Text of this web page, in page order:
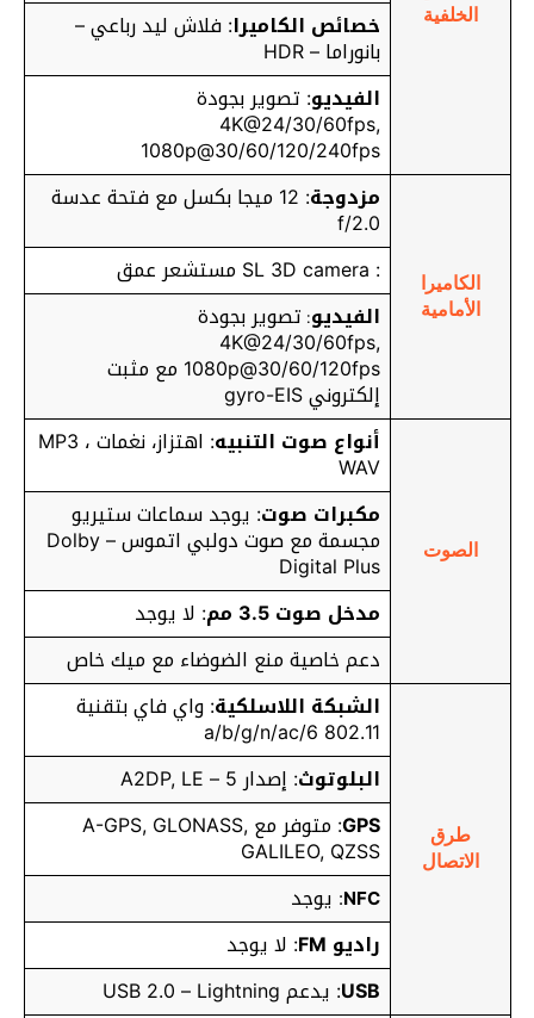
الخلفية
خصائص الكاميرا: فلاش ليد رباعي –
بانوراما – HDR
الفيديو: تصوير بجودة
4K@24/30/60fps,
1080p@30/60/120/240fps
الكاميرا
الأمامية
مزدوجة : 12 ميجا بكسل مع فتحة عدسة
f/2.0
: SL 3D camera مستشعر عمق
الفيديو: تصوير بجودة
4K@24/30/60fps,
1080p@30/60/120fps مع مثبت
إلكتروني gyro-EIS
الصوت
أنواع صوت التنبيه : اهتزاز، نغمات MP3 ،
WAV
مكبرات صوت: يوجد سماعات ستيريو
مجسمة مع صوت دولبي اتموس – Dolby
Digital Plus
مدخل صوت 3.5 مم
: لا يوجد
دعم خاصية منع الضوضاء مع ميك خاص
طرق
الاتصال
الشبكة اللاسلكية: واي فاي بتقنية
802.11 a/b/g/n/ac/6
البلوتوث: إصدار 5 – A2DP, LE
GPS
: متوفر مع A-GPS, GLONASS,
GALILEO, QZSS
NFC
: يوجد
راديو FM
: لا يوجد
USB: يدعم USB 2.0 – Lightning